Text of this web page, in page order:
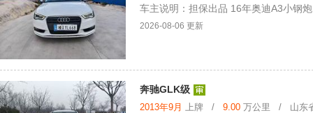
车主说明：担保出品 16年奥迪A3小钢
2026-08-06 更新
奔驰GLK级
2013年9月 上牌 / 9.00 万公里 / 山东省